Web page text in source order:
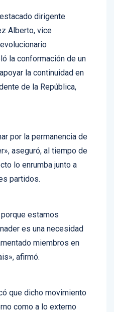
Alberto, vice
la conformación de un
la continuidad en
de la República,
aseguró, al tiempo de
lo enrumba junto a
partidos.
es una necesidad
miembros en
pais», afirmó.
como a lo externo